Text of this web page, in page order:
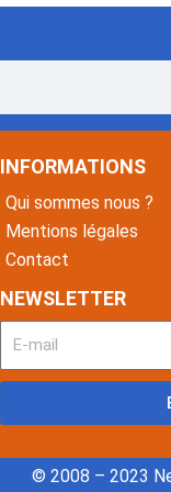
INFORMATIONS
Qui sommes nous ?
Mentions légales
Contact
NEWSLETTER
© 2008 – 2023